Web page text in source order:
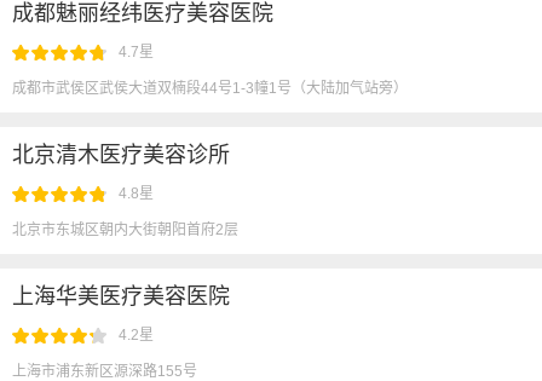
成都魅丽经纬医疗美容医院
4.7星
成都市武侯区武侯大道双楠段44号1-3幢1号（大陆加气站旁）
北京清木医疗美容诊所
4.8星
北京市东城区朝内大街朝阳首府2层
上海华美医疗美容医院
4.2星
上海市浦东新区源深路155号